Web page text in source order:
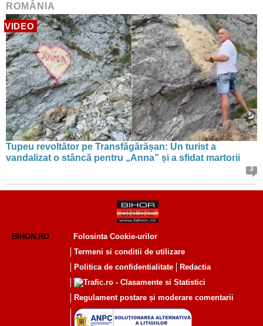
ROMÂNIA
VIDEO
Tupeu revoltător pe Transfăgărășan: Un turist a
vandalizat o stâncă pentru „Anna” și a sfidat martorii
3
BIHON.RO
Folosinta Cookie-urilor
Termeni si conditii de utilizare
Politica de confidentialitate
Redactia
Regulament postare și moderare comentarii